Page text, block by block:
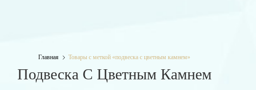
Главная Товары с меткой «подвеска с цветным камнем»
Подвеска С Цветным Камнем